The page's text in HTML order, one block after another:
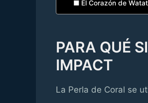
El Corazón de
PARA QUÉ
IMPACT
La Perla de Coral se